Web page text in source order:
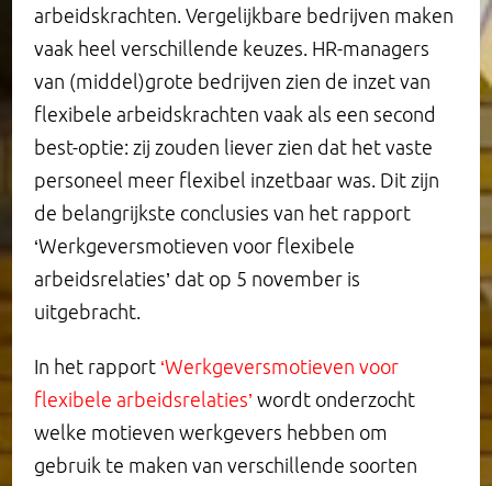
Project: Goede Tijden (na) Slechte Tijden?
Organisatie
Medewerkers
Curatorium
Stichting de Burcht
Roland Holstzaal
Bestuurskamer
Burgt van den arbeid
Collectie vakbondsmuseum
Burcht bezoeken
Behoud van de Burcht
Historie en toekomst
arbeidskrachten. Vergelijkbare bedrijven maken
vaak heel verschillende keuzes. HR-managers
van (middel)grote bedrijven zien de inzet van
flexibele arbeidskrachten vaak als een second
best-optie: zij zouden liever zien dat het vaste
personeel meer flexibel inzetbaar was. Dit zijn
de belangrijkste conclusies van het rapport
‘Werkgeversmotieven voor flexibele
arbeidsrelaties’ dat op 5 november is
uitgebracht.
In het rapport ‘Werkgeversmotieven voor
flexibele arbeidsrelaties’ wordt onderzocht
welke motieven werkgevers hebben om
gebruik te maken van verschillende soorten